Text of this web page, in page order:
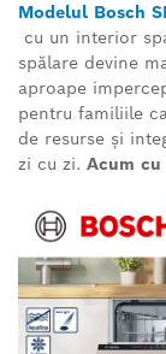
Modelul Bosch
cu un interior
spălare devine
aproape
pentru familiile
de resurse și
zi cu zi. Acum